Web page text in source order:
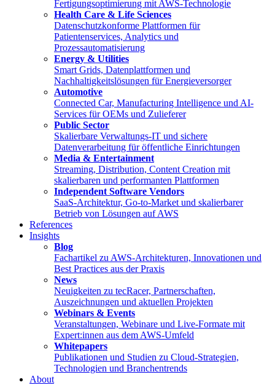
Fertigungsoptimierung mit AWS-Technologie
Health Care & Life Sciences
Datenschutzkonforme Plattformen für
Patientenservices, Analytics und
Prozessautomatisierung
Energy & Utilities
Smart Grids, Datenplattformen und
Nachhaltigkeitslösungen für Energieversorger
Automotive
Connected Car, Manufacturing Intelligence und AI-
Services für OEMs und Zulieferer
Public Sector
Skalierbare Verwaltungs-IT und sichere
Datenverarbeitung für öffentliche Einrichtungen
Media & Entertainment
Streaming, Distribution, Content Creation mit
skalierbaren und performanten Plattformen
Independent Software Vendors
SaaS-Architektur, Go-to-Market und skalierbarer
Betrieb von Lösungen auf AWS
References
Insights
Blog
Fachartikel zu AWS-Architekturen, Innovationen und
Best Practices aus der Praxis
News
Neuigkeiten zu tecRacer, Partnerschaften,
Auszeichnungen und aktuellen Projekten
Webinars & Events
Veranstaltungen, Webinare und Live-Formate mit
Expert:innen aus dem AWS-Umfeld
Whitepapers
Publikationen und Studien zu Cloud-Strategien,
Technologien und Branchentrends
About